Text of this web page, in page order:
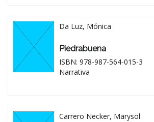
Da Luz, Mónica
Piedrabuena
ISBN: 978-987-564-015-3
Narrativa
Carrero Necker, Marysol